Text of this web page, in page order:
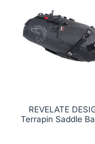
REVELATE
Terrapin Saddle